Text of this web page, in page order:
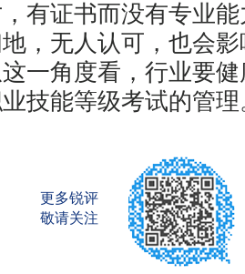
有证书而没有专业
，无人认可，也会
一角度看，行业要
技能等级考试的管
更多锐评
敬请关注